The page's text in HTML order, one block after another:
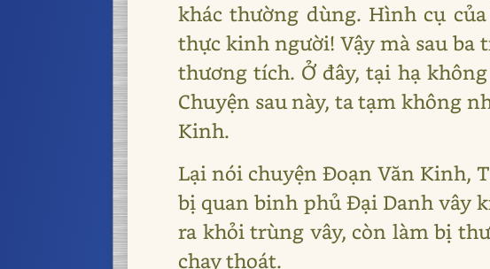
khác thường dùng. Hình cụ
thực kinh người! Vậy mà sau
thương tích. Ở đây, tại hạ
Chuyện sau này, ta tạm không
Kinh.
Lại nói chuyện Đoạn Văn Kinh,
bị quan binh phủ Đại Danh vây
ra khỏi trùng vây, còn làm bị
chạy thoát.